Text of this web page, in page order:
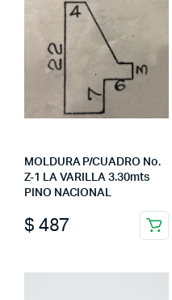
MOLDURA P/CUADRO No.
Z-1 LA VARILLA 3.30mts
PINO NACIONAL
$ 487